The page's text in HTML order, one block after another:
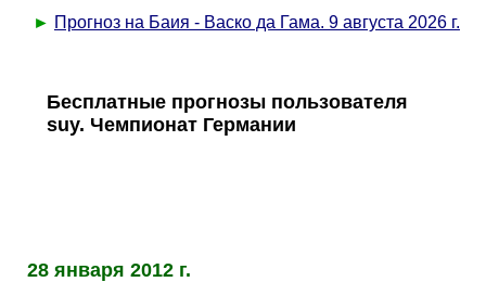
Всё о сайте
► Прогноз на Баия - Васко да Гама. 9 августа 2026 г.
Бесплатные прогнозы пользователя
suy. Чемпионат Германии
28 января 2012 г.